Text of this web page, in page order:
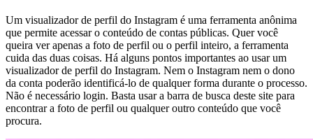
Um visualizador de perfil do Instagram é uma ferramenta anônima
que permite acessar o conteúdo de contas públicas. Quer você
queira ver apenas a foto de perfil ou o perfil inteiro, a ferramenta
cuida das duas coisas. Há alguns pontos importantes ao usar um
visualizador de perfil do Instagram. Nem o Instagram nem o dono
da conta poderão identificá-lo de qualquer forma durante o processo.
Não é necessário login. Basta usar a barra de busca deste site para
encontrar a foto de perfil ou qualquer outro conteúdo que você
procura.